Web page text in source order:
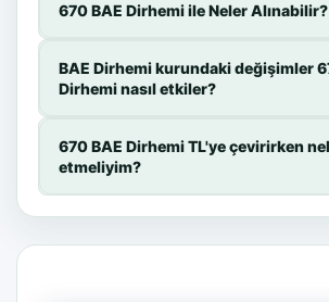
670 BAE Dirhemi ile Neler Alınabilir?
BAE Dirhemi kurundaki değişimler
Dirhemi nasıl etkiler?
670 BAE Dirhemi TL'ye çevirirken
etmeliyim?